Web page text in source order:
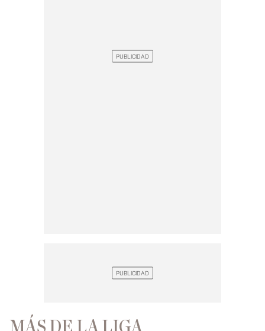
MÁS DE LA LIGA